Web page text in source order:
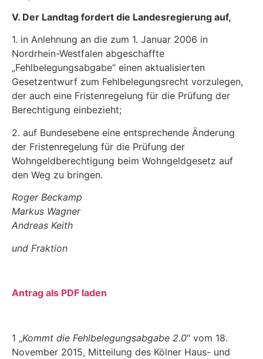
V. Der Landtag fordert die Landesregierung auf,
1. in Anlehnung an die zum 1. Januar 2006 in
Nordrhein-Westfalen abgeschaffte
„Fehlbelegungsabgabe“ einen aktualisierten
Gesetzentwurf zum Fehlbelegungsrecht vorzulegen,
der auch eine Fristenregelung für die Prüfung der
Berechtigung einbezieht;
2. auf Bundesebene eine entsprechende Änderung
der Fristenregelung für die Prüfung der
Wohngeldberechtigung beim Wohngeldgesetz auf
den Weg zu bringen.
Roger Beckamp
Markus Wagner
Andreas Keith
und Fraktion
Antrag als PDF laden
1 „Kommt die Fehlbelegungsabgabe 2.0“ vom 18.
November 2015, Mitteilung des Kölner Haus- und